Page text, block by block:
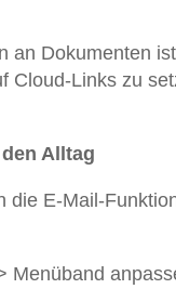
an Dokumenten
Cloud-Links zu
Alltag
die E-Mail-
Menüband